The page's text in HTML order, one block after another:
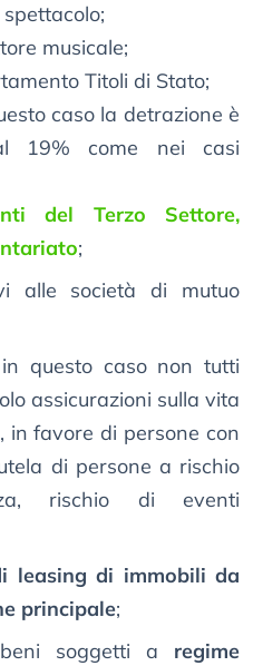
musicale;
Titoli di Stato;
caso la detrazione è
come nei casi
del Terzo Settore,
;
alle società di mutuo
questo caso non tutti
assicurazioni sulla vita
in favore di persone con
di persone a rischio
rischio di eventi
leasing di immobili da
principale;
soggetti a regime